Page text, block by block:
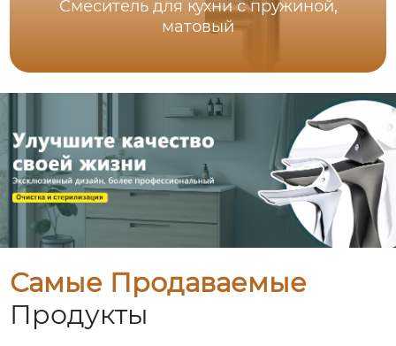
Смеситель для кухни с пружиной,
матовый
Самые Продаваемые
Продукты